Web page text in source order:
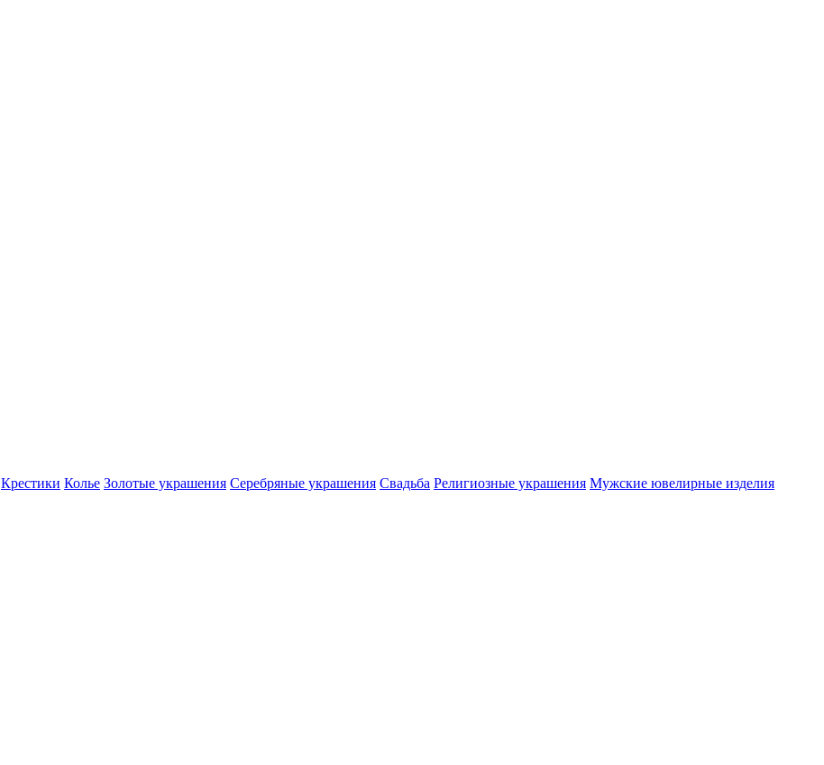
Крестики Колье Золотые украшения Серебряные украшения Свадьба Религиозные украшения Мужские ювелирные изделия